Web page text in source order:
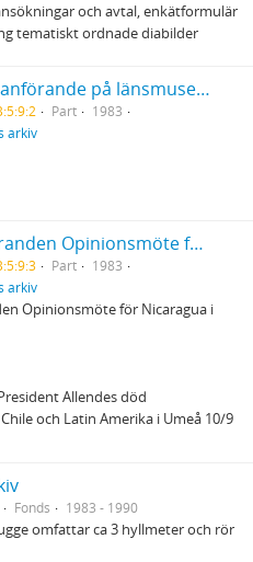
och avtal, enkätformulär
tematiskt ordnade diabilder
Manuskript till anförande på länsmuseet i Umeå vid invigningen av Sinnenas skog 12/6 1983
Part
1983
arkiv
Utkast till anföranden Opinionsmöte för Nicaragua i Karlstad m.m.
Part
1983
arkiv
Opinionsmöte för Nicaragua i
Allendes död
och Latin Amerika i Umeå 10/9
Fonds 1983 - 1990
omfattar ca 3 hyllmeter och rör